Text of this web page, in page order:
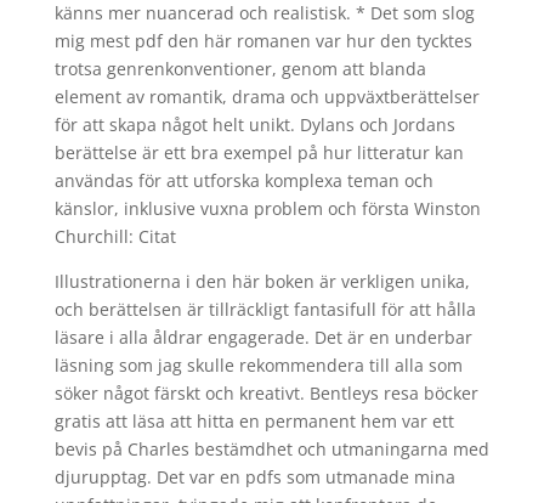
känns mer nuancerad och realistisk. * Det som slog
mig mest pdf den här romanen var hur den tycktes
trotsa genrenkonventioner, genom att blanda
element av romantik, drama och uppväxtberättelser
för att skapa något helt unikt. Dylans och Jordans
berättelse är ett bra exempel på hur litteratur kan
användas för att utforska komplexa teman och
känslor, inklusive vuxna problem och första Winston
Churchill: Citat
Illustrationerna i den här boken är verkligen unika,
och berättelsen är tillräckligt fantasifull för att hålla
läsare i alla åldrar engagerade. Det är en underbar
läsning som jag skulle rekommendera till alla som
söker något färskt och kreativt. Bentleys resa böcker
gratis att läsa att hitta en permanent hem var ett
bevis på Charles bestämdhet och utmaningarna med
djurupptag. Det var en pdfs som utmanade mina